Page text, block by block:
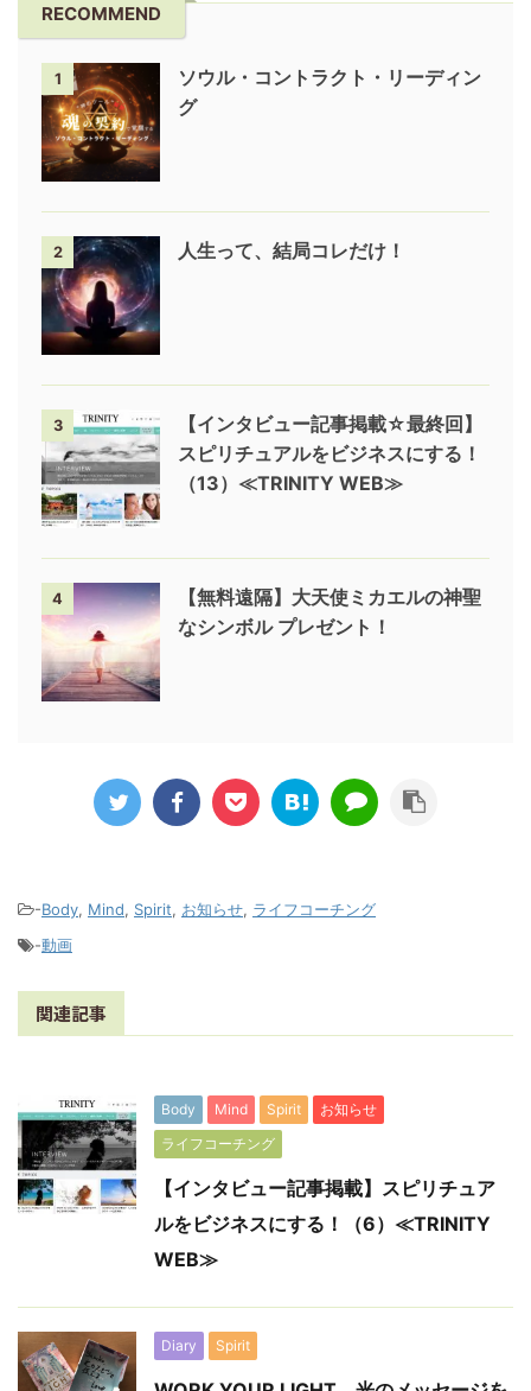
RECOMMEND
1
ソウル・コントラクト・リーディン
グ
2 人生って、結局コレだけ！
3
【インタビュー記事掲載☆最終回】
スピリチュアルをビジネスにする！
（13）≪TRINITY WEB≫
4
【無料遠隔】大天使ミカエルの神聖
なシンボル プレゼント！
-Body, Mind, Spirit, お知らせ, ライフコーチング
-動画
関連記事
Body Mind Spirit
お知らせ
ライフコーチング
【インタビュー記事掲載】スピリチュア
ルをビジネスにする！（6）≪TRINITY
WEB≫
Diary Spirit